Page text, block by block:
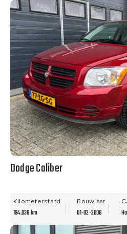
Dodge Caliber
Kilometerstand
194.038 km
Bouwjaar
01-02-2008